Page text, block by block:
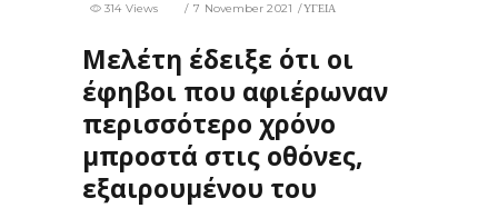
7 November 2021 ΥΓΕΙΑ
314 Views
Μελέτη έδειξε ότι οι
έφηβοι που αφιέρωναν
περισσότερο χρόνο
μπροστά στις οθόνες,
εξαιρουμένου του